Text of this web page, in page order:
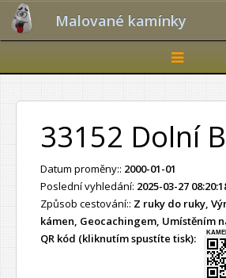
Malované kamínky
Toggle
33152 Dolní
Datum proměny:: 2000-01-01
Poslední vyhledání: 2025-03-27
Způsob cestování:: Z ruky do ruky,
kámen, Geocachingem, Umístěním
QR kód (kliknutím spustíte tisk):